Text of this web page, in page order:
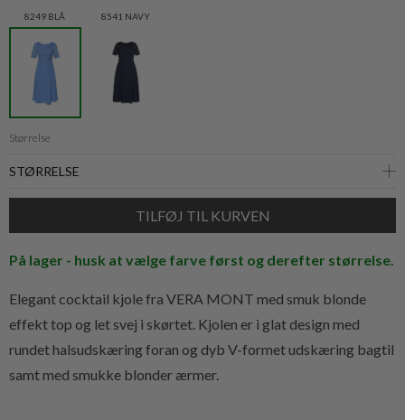
8249 BLÅ 8541 NAVY
Størrelse
På lager - husk at vælge farve først og derefter størrelse.
Elegant cocktail kjole fra VERA MONT med smuk blonde
effekt top og let svej i skørtet. Kjolen er i glat design med
rundet halsudskæring foran og dyb V-formet udskæring bagtil
samt med smukke blonder ærmer.